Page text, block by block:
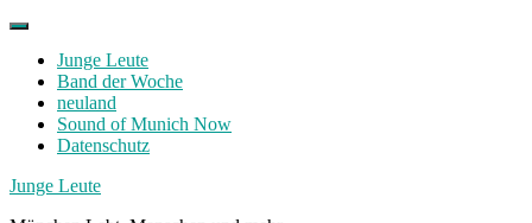
Skip
contentJunge Leute
Band der Woche
neuland
Sound of Munich Now
Datenschutz
Facebook
Twitter
Instagram
Junge Leute